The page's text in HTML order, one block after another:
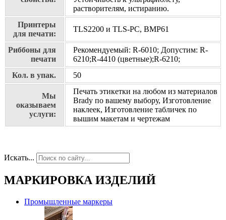
растворителям, истиранию.
Принтеры
для печати:
TLS2200 и TLS-PC, BMP61
Риббоны для
печати
Рекомендуемый: R-6010; Допустим: R-
6210;R-4410 (цветные);R-6210;
Кол. в упак.
50
Мы
оказываем
услуги:
Печать этикетки на любом из материалов
Brady по вашему выбору, Изготовление
наклеек, Изготовление табличек по
вышим макетам и чертежам
Искать...
МАРКИРОВКА ИЗДЕЛИЙ
Промышленные маркеры